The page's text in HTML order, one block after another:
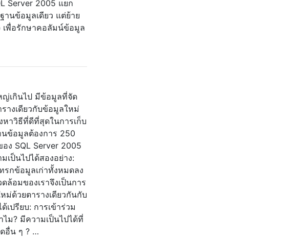
Server 2005 แยก
นข้อมูลเดียว แต่ย้าย
เพื่อรักษาคอลัมน์ข้อมูล
ญ่เกินไป มีข้อมูลที่จัด
างเดียวกับข้อมูลใหม่
าวิธีที่ดีที่สุดในการเก็บ
ข้อมูลต้องการ 250
ง SQL Server 2005
เป็นไปได้สองอย่าง:
รกข้อมูลเก่าทั้งหมดลง
ล้อมของเราจึงเป็นการ
ม่ด้วยตารางเดียวกันกับ
ปรียบ: การเข้าร่วม
ม? มีความเป็นไปได้ที่
อื่น ๆ ? …